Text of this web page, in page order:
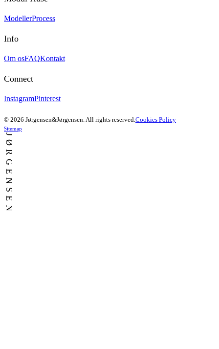
ModellerProcess
Info
Om osFAQKontakt
Connect
InstagramPinterest
© 2026 Jørgensen&Jørgensen. All rights reserved. Cookies Policy
Sitemap
JØRGENSEN